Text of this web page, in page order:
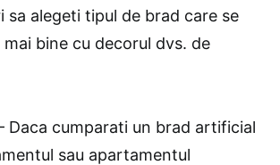
sa alegeti tipul de brad care se
bine cu decorul dvs. de
Daca cumparati un brad artificial
sau apartamentul